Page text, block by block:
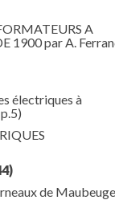
A
1900 par A.
électriques à
de Maubeuge